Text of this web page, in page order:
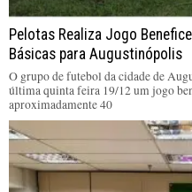
Pelotas Realiza Jogo
Básicas para Augustinópolis
O grupo de futebol da cidade de
última quinta feira 19/12 um jogo
aproximadamente 40